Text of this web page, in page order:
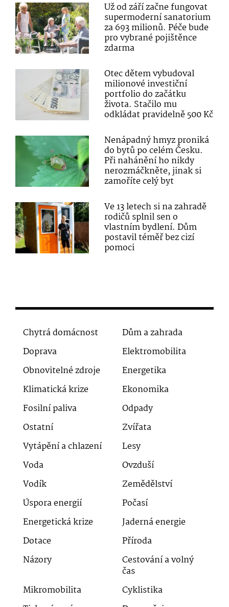
Už od září začne fungovat
supermoderní sanatorium
za 693 milionů. Péče bude
pro vybrané pojištěnce
zdarma
Otec dětem vybudoval
milionové investiční
portfolio do začátku
života. Stačilo mu
odkládat pravidelně 500 Kč
Nenápadný hmyz proniká
do bytů po celém Česku.
Při nahánění ho nikdy
nerozmáčkněte, jinak si
zamoříte celý byt
Ve 13 letech si na zahradě
rodičů splnil sen o
vlastním bydlení. Dům
postavil téměř bez cizí
pomoci
Chytrá domácnost
Dům a zahrada
Doprava
Elektromobilita
Obnovitelné zdroje
Energetika
Klimatická krize
Ekonomika
Fosilní paliva
Odpady
Ostatní
Zvířata
Vytápění a chlazení
Lesy
Voda
Ovzduší
Vodík
Zemědělství
Úspora energií
Počasí
Energetická krize
Jaderná energie
Dotace
Příroda
Názory
Cestování a volný
čas
Mikromobilita
Cyklistika